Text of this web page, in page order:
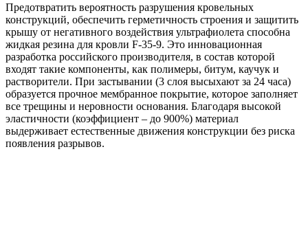
Предотвратить вероятность разрушения кровельных
конструкций, обеспечить герметичность строения и защитить
крышу от негативного воздействия ультрафиолета способна
жидкая резина для кровли F-35-9. Это инновационная
разработка российского производителя, в состав которой
входят такие компоненты, как полимеры, битум, каучук и
растворители. При застывании (3 слоя высыхают за 24 часа)
образуется прочное мембранное покрытие, которое заполняет
все трещины и неровности основания. Благодаря высокой
эластичности (коэффициент – до 900%) материал
выдерживает естественные движения конструкции без риска
появления разрывов.